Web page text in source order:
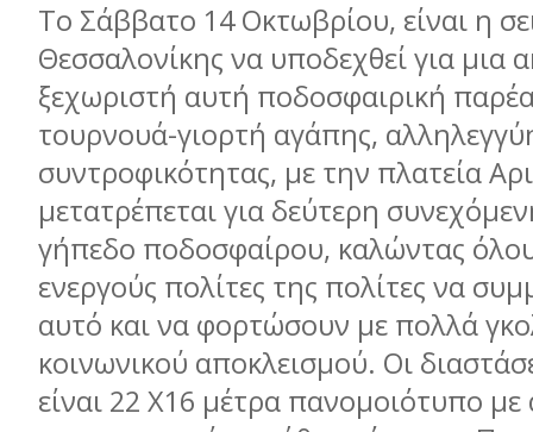
Το Σάββατο 14 Οκτωβρίου, είναι η
Θεσσαλονίκης να υποδεχθεί για μια
ξεχωριστή αυτή ποδοσφαιρική
τουρνουά-γιορτή αγάπης,
συντροφικότητας, με την πλατεία
μετατρέπεται για δεύτερη
γήπεδο ποδοσφαίρου, καλώντας
ενεργούς πολίτες της πολίτες να
αυτό και να φορτώσουν με πολλά
κοινωνικού αποκλεισμού. Οι
είναι 22 Χ16 μέτρα πανομοιότυπο